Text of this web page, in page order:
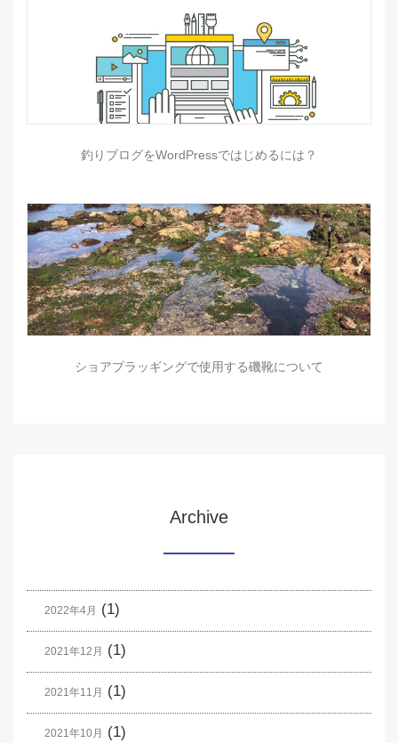
釣りブログをWordPressではじめるには？
ショアプラッギングで使用する磯靴について
Archive
2022年4月 (1)
2021年12月 (1)
2021年11月 (1)
2021年10月 (1)